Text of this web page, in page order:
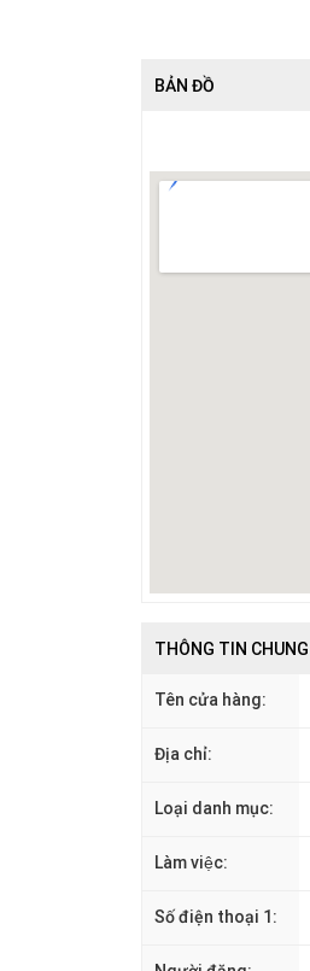
BẢN ĐỒ
THÔNG TIN CHUNG
Tên cửa hàng:
Địa chỉ:
Loại danh mục:
Làm việc:
Số điện thoại 1: